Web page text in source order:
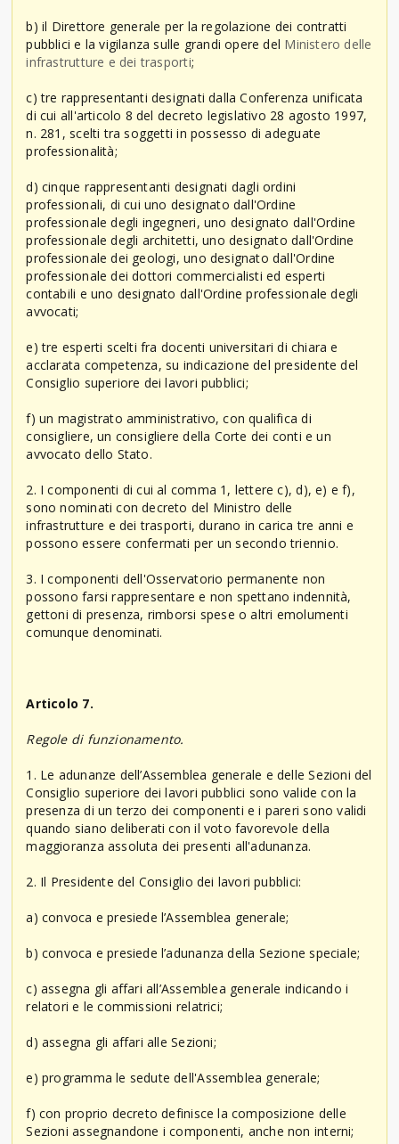
b) il Direttore generale per la regolazione dei contratti
pubblici e la vigilanza sulle grandi opere del Ministero delle
infrastrutture e dei trasporti;
c) tre rappresentanti designati dalla Conferenza unificata
di cui all'articolo 8 del decreto legislativo 28 agosto 1997,
n. 281, scelti tra soggetti in possesso di adeguate
professionalità;
d) cinque rappresentanti designati dagli ordini
professionali, di cui uno designato dall'Ordine
professionale degli ingegneri, uno designato dall'Ordine
professionale degli architetti, uno designato dall'Ordine
professionale dei geologi, uno designato dall'Ordine
professionale dei dottori commercialisti ed esperti
contabili e uno designato dall'Ordine professionale degli
avvocati;
e) tre esperti scelti fra docenti universitari di chiara e
acclarata competenza, su indicazione del presidente del
Consiglio superiore dei lavori pubblici;
f) un magistrato amministrativo, con qualifica di
consigliere, un consigliere della Corte dei conti e un
avvocato dello Stato.
2. I componenti di cui al comma 1, lettere c), d), e) e f),
sono nominati con decreto del Ministro delle
infrastrutture e dei trasporti, durano in carica tre anni e
possono essere confermati per un secondo triennio.
3. I componenti dell'Osservatorio permanente non
possono farsi rappresentare e non spettano indennità,
gettoni di presenza, rimborsi spese o altri emolumenti
comunque denominati.
Articolo 7.
Regole di funzionamento.
1. Le adunanze dell’Assemblea generale e delle Sezioni del
Consiglio superiore dei lavori pubblici sono valide con la
presenza di un terzo dei componenti e i pareri sono validi
quando siano deliberati con il voto favorevole della
maggioranza assoluta dei presenti all'adunanza.
2. Il Presidente del Consiglio dei lavori pubblici:
a) convoca e presiede l’Assemblea generale;
b) convoca e presiede l’adunanza della Sezione speciale;
c) assegna gli affari all’Assemblea generale indicando i
relatori e le commissioni relatrici;
d) assegna gli affari alle Sezioni;
e) programma le sedute dell'Assemblea generale;
f) con proprio decreto definisce la composizione delle
Sezioni assegnandone i componenti, anche non interni;